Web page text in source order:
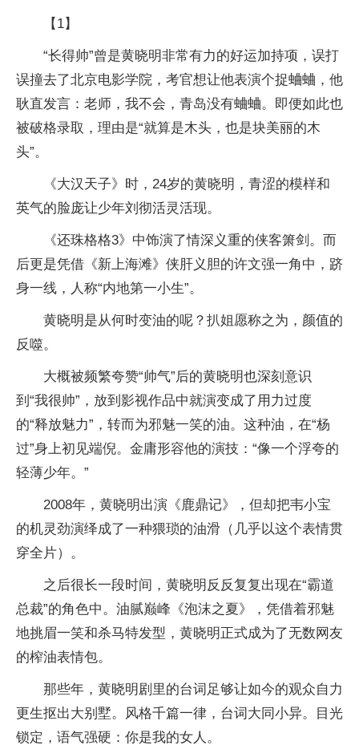
【1】
“长得帅”曾是黄晓明非常有力的好运加持项，误打
误撞去了北京电影学院，考官想让他表演个捉蛐蛐，他
耿直发言：老师，我不会，青岛没有蛐蛐。即便如此也
被破格录取，理由是“就算是木头，也是块美丽的木
头”。
《大汉天子》时，24岁的黄晓明，青涩的模样和
英气的脸庞让少年刘彻活灵活现。
《还珠格格3》中饰演了情深义重的侠客箫剑。而
后更是凭借《新上海滩》侠肝义胆的许文强一角中，跻
身一线，人称“内地第一小生”。
黄晓明是从何时变油的呢？扒姐愿称之为，颜值的
反噬。
大概被频繁夸赞“帅气”后的黄晓明也深刻意识
到“我很帅”，放到影视作品中就演变成了用力过度
的“释放魅力”，转而为邪魅一笑的油。这种油，在“杨
过”身上初见端倪。金庸形容他的演技：“像一个浮夸的
轻薄少年。”
2008年，黄晓明出演《鹿鼎记》，但却把韦小宝
的机灵劲演绎成了一种猥琐的油滑（几乎以这个表情贯
穿全片）。
之后很长一段时间，黄晓明反反复复出现在“霸道
总裁”的角色中。油腻巅峰《泡沫之夏》，凭借着邪魅
地挑眉一笑和杀马特发型，黄晓明正式成为了无数网友
的榨油表情包。
那些年，黄晓明剧里的台词足够让如今的观众自力
更生抠出大别墅。风格千篇一律，台词大同小异。目光
锁定，语气强硬：你是我的女人。